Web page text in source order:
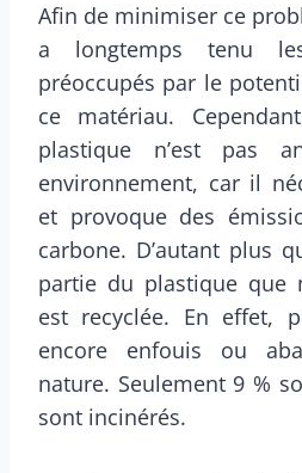
Afin de minimiser ce
a longtemps tenu les
préoccupés par le
ce matériau.
plastique n’est pas
environnement, car il
et provoque des
carbone. D’autant plus
partie du plastique que
est recyclée. En effet,
encore enfouis ou
nature. Seulement 9 %
sont incinérés.